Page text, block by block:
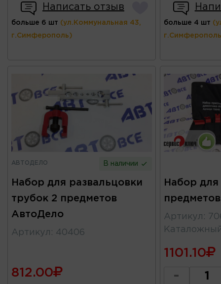
Написать отзыв
больше 6 шт (ул.Коммунальная 43,
г.Симферополь)
больше 4 шт
АВТОДЕЛО В наличии
Набор для развальцовки
трубок 2 предметов
АвтоДело
Артикул : 40406
812.00
Набор для
Артикул :
1101.10
-